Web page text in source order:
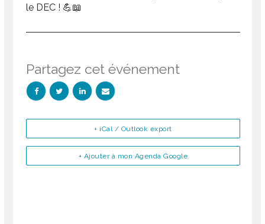
le DEC ! 💪📖
Partagez cet événement
+ Ajouter à mon Agenda Google
+ iCal / Outlook export